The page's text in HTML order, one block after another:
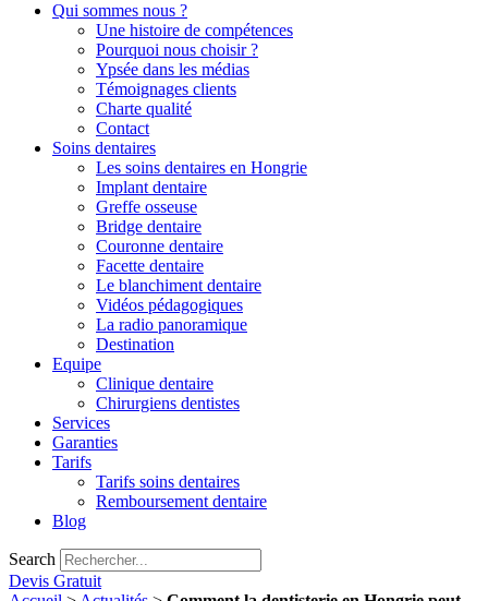
Qui sommes nous ?
Une histoire de compétences
Pourquoi nous choisir ?
Ypsée dans les médias
Témoignages clients
Charte qualité
Contact
Soins dentaires
Les soins dentaires en Hongrie
Implant dentaire
Greffe osseuse
Bridge dentaire
Couronne dentaire
Facette dentaire
Le blanchiment dentaire
Vidéos pédagogiques
La radio panoramique
Destination
Equipe
Clinique dentaire
Chirurgiens dentistes
Services
Garanties
Tarifs
Tarifs soins dentaires
Remboursement dentaire
Blog
Search
Devis Gratuit